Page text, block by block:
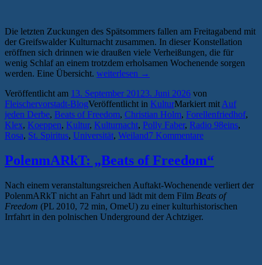
Die letzten Zuckungen des Spätsommers fallen am Freitagabend mit
der Greifswalder Kulturnacht zusammen. In dieser Konstellation
eröffnen sich drinnen wie draußen viele Verheißungen, die für
wenig Schlaf an einem trotzdem erholsamen Wochenende sorgen
werden. Eine Übersicht. „Kurze
lange
Nächte
–
das
Greifswalder
im
Überblick
weiterlesen →
Veröffentlicht am 13. September 20123. Juni 2026 von
Fleischervorstadt-BlogVeröffentlicht in KulturMarkiert mit Auf
jeden Derbe, Beats of Freedom, Christian Holm, Forellenfriedhof,
Klex, Koeppen, Kultur, Kulturnacht, Polly Faber, Radio 98eins,
Rosa, St. Spiritus, Universität, Weiland7 Kommentare
PolenmARkT: „Beats of Freedom“
Nach einem veranstaltungsreichen Auftakt-Wochenende verliert der
PolenmARkT nicht an Fahrt und lädt mit dem Film Beats of
Freedom (PL 2010, 72 min, OmeU) zu einer kulturhistorischen
Irrfahrt in den polnischen Underground der Achtziger.